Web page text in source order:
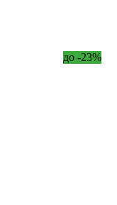
до -23%